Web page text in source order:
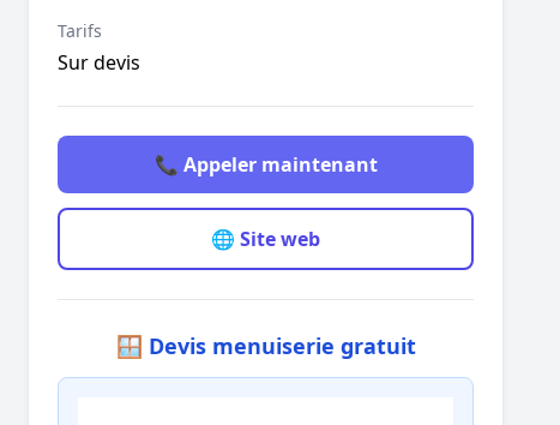
Tarifs
Sur devis
📞 Appeler maintenant
🌐 Site web
🪟 Devis menuiserie gratuit